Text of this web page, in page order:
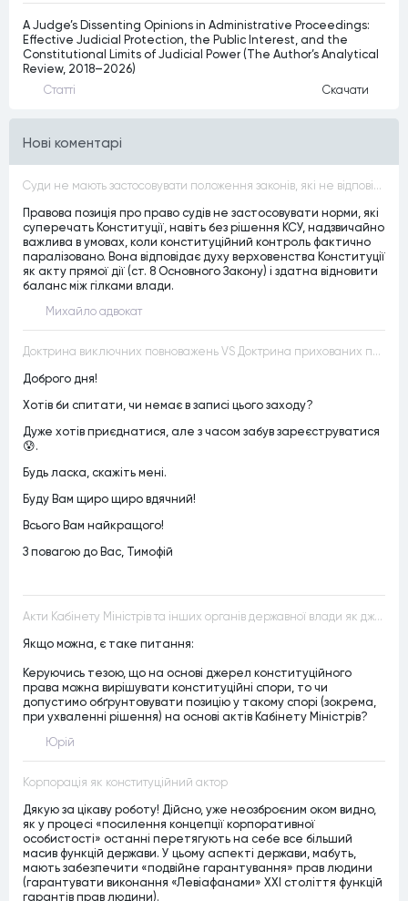
A Judge’s Dissenting Opinions in Administrative Proceedings:
Effective Judicial Protection, the Public Interest, and the
Constitutional Limits of Judicial Power (The Author’s Analytical
Review, 2018–2026)
Статтi Скачати
Нові коментарі
Суди не мають застосовувати положення законів, які не відповідають Конституції, незалежно від того, чи визнавалися вони Конституційним Судом України неконституційними, тобто закони, що суперечать Конституції України не можуть застосовуватися навіть у випадках, коли вони є чинними
Правова позиція про право судів не застосовувати норми, які
суперечать Конституції, навіть без рішення КСУ, надзвичайно
важлива в умовах, коли конституційний контроль фактично
паралізовано. Вона відповідає духу верховенства Конституції
як акту прямої дії (ст. 8 Основного Закону) і здатна відновити
баланс між гілками влади.
Михайло адвокат
Доктрина виключних повноважень VS Доктрина прихованих повноважень
Доброго дня!
Хотів би спитати, чи немає в записі цього заходу?
Дуже хотів приєднатися, але з часом забув зареєструватися
😰.
Будь ласка, скажіть мені.
Буду Вам щиро щиро вдячний!
Всього Вам найкращого!
З повагою до Вас, Тимофій
Акти Кабінету Міністрів та інших органів державної влади як джерела конституційного права
Якщо можна, є таке питання:
Керуючись тезою, що на основі джерел конституційного
права можна вирішувати конституційні спори, то чи
допустимо обґрунтовувати позицію у такому спорі (зокрема,
при ухваленні рішення) на основі актів Кабінету Міністрів?
Юрій
Корпорація як конституційний актор
Дякую за цікаву роботу! Дійсно, уже неозброєним оком видно,
як у процесі «посилення концепції корпоративної
особистості» останні перетягують на себе все більший
масив функцій держави. У цьому аспекті держави, мабуть,
мають забезпечити «подвійне гарантування» прав людини
(гарантувати виконання «Левіафанами» ХХІ століття функцій
гарантів прав людини).